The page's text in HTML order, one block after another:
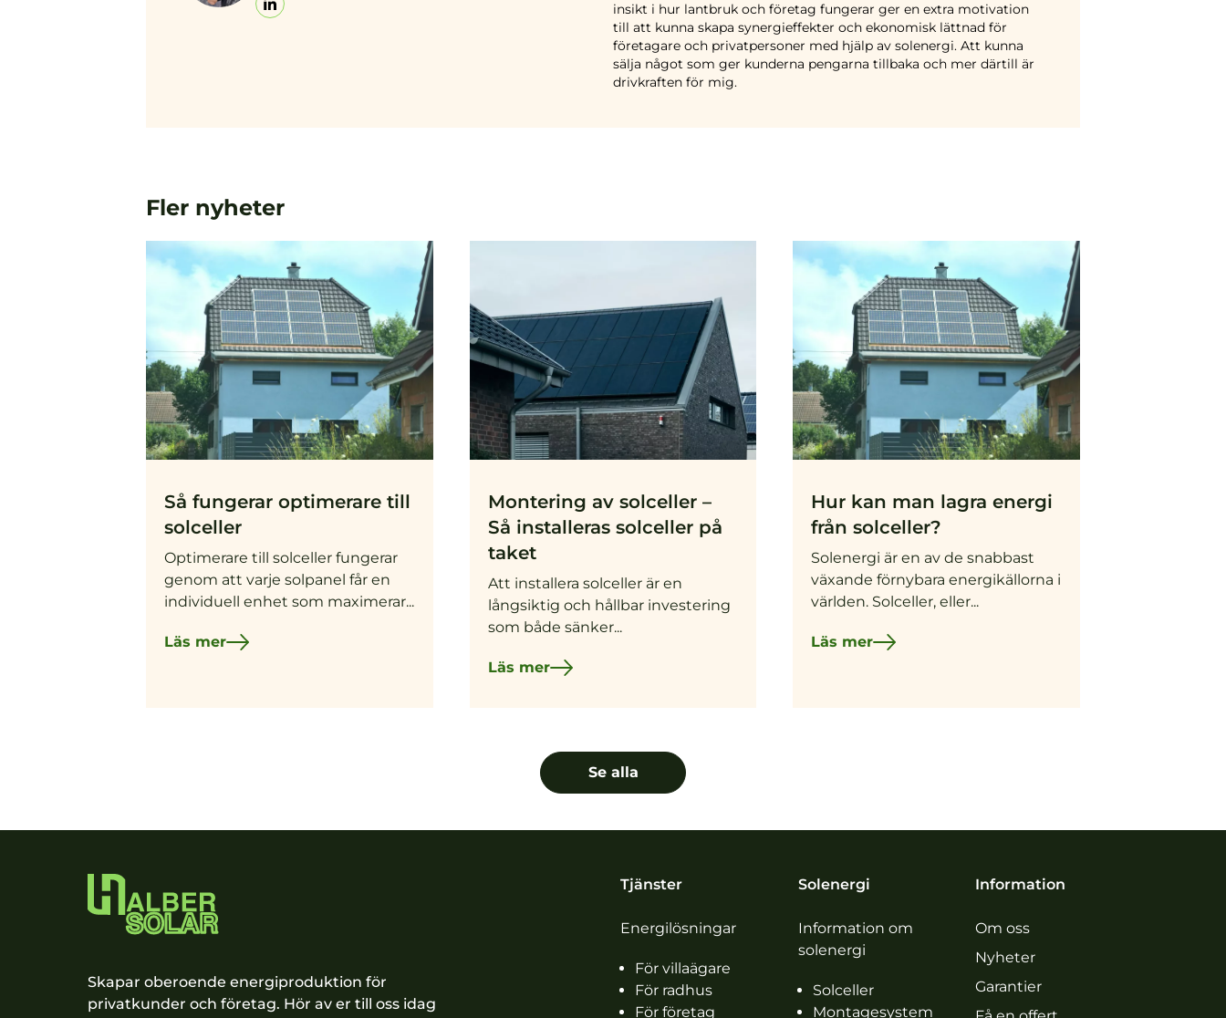
insikt i hur lantbruk och företag fungerar ger en extra motivation
till att kunna skapa synergieffekter och ekonomisk lättnad för
företagare och privatpersoner med hjälp av solenergi. Att kunna
sälja något som ger kunderna pengarna tillbaka och mer därtill är
drivkraften för mig.
Fler nyheter
Så fungerar optimerare till
solceller
Optimerare till solceller fungerar
genom att varje solpanel får en
individuell enhet som maximerar...
Läs mer
Montering av solceller –
Så installeras solceller på
taket
Att installera solceller är en
långsiktig och hållbar investering
som både sänker...
Läs mer
Hur kan man lagra energi
från solceller?
Solenergi är en av de snabbast
växande förnybara energikällorna i
världen. Solceller, eller...
Läs mer
Se alla
Skapar oberoende energiproduktion för
privatkunder och företag. Hör av er till oss idag
Tjänster
Energilösningar
För villaägare
För radhus
För företag
Solenergi
Information om
solenergi
Solceller
Montagesystem
Information
Om oss
Nyheter
Garantier